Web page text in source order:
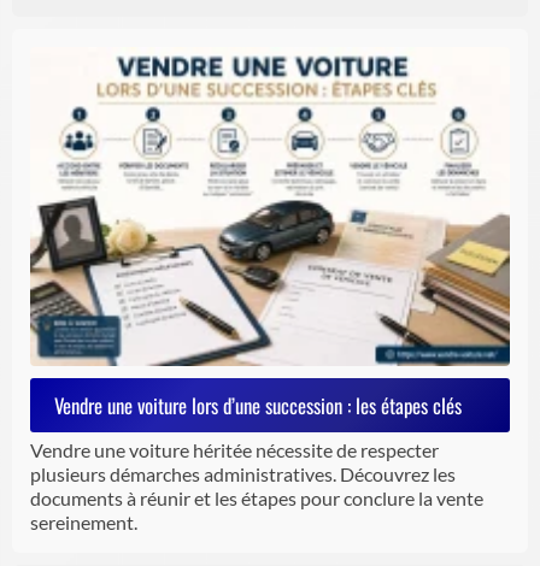
Vendre une voiture lors d’une succession : les étapes clés
Vendre une voiture héritée nécessite de respecter
plusieurs démarches administratives. Découvrez les
documents à réunir et les étapes pour conclure la vente
sereinement.